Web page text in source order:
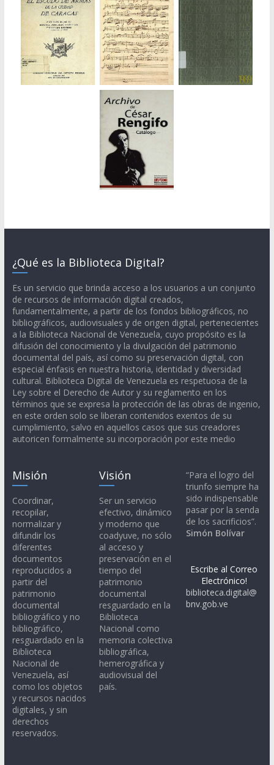
¿Qué es la Biblioteca Digital?
Es un servicio que brinda acceso a los usuarios a un conjunto
de recursos de información digital creados,
fundamentalmente, a partir de los fondos bibliográficos, no
bibliográficos, audiovisuales y de origen digital, pertenecientes
a la Biblioteca Nacional de Venezuela, cuyo propósito es la
difusión del conocimiento y la divulgación del patrimonio
documental del país, así como su preservación digital, con
especial énfasis en nuestra historia, identidad y diversidad
cultural. Biblioteca Digital de Venezuela es respetuosa de la
Ley sobre el Derecho de Autor y su reglamento en los
términos que se expresa la protección de las obras de ingenio,
en este orden solo se liberan contenidos exentos de su
cumplimiento, salvo en aquellos casos que sus creadores
autoricen formalmente su incorporación por este medio
Misión
Coordinar,
recopilar,
normalizar y
difundir los
diferentes
documentos
reproducidos a
partir del
patrimonio
documental
bibliográfico y no
bibliográfico,
resguardado en la
Biblioteca
Nacional de
Venezuela, así
como los objetos
y recursos nacidos
digitales, y sin
derechos
reservados.
Visión
Ser un servicio
efectivo, dinámico
y moderno que
coadyuve, no sólo
al acceso y
preservación en el
tiempo del
patrimonio
documental
resguardado en la
Biblioteca
Nacional como
memoria colectiva
bibliográfica,
hemerográfica y
audiovisual del
país.
“Para el logro del
triunfo siempre ha
sido indispensable
pasar por la senda
de los sacrificios”.
Simón Bolívar
Escribe al Correo
Electrónico!
biblioteca.digital@
bnv.gob.ve